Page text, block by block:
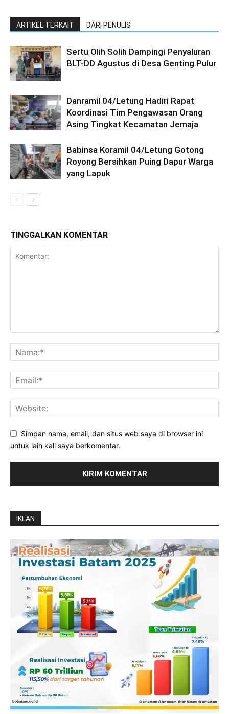
ARTIKEL TERKAIT DARI PENULIS
Sertu Olih Solih Dampingi Penyaluran
BLT-DD Agustus di Desa Genting Pulur
Danramil 04/Letung Hadiri Rapat
Koordinasi Tim Pengawasan Orang
Asing Tingkat Kecamatan Jemaja
Babinsa Koramil 04/Letung Gotong
Royong Bersihkan Puing Dapur Warga
yang Lapuk
TINGGALKAN KOMENTAR
Simpan nama, email, dan situs web saya di browser ini
untuk lain kali saya berkomentar.
IKLAN